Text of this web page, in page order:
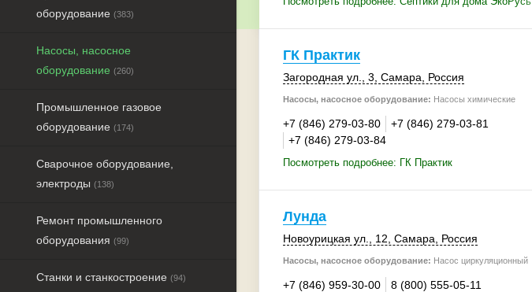
оборудование (383)
Насосы, насосное
оборудование (260)
Промышленное газовое
оборудование (174)
Сварочное оборудование,
электроды (138)
Ремонт промышленного
оборудования (99)
Станки и станкостроение (94)
ГК Практик
Загородная ул., 3 Самара Россия
Насосы, насосное оборудование: Насосы химические
+7 (846) 279-03-80
+7 (846) 279-03-81
+7 (846) 279-03-84
Посмотреть подробнее: ГК Практик
Лунда
Новоурицкая ул., 12 Самара Россия
Насосы, насосное оборудование: Насос циркуляционный
+7 (846) 959-30-00 8 (800) 555-05-11